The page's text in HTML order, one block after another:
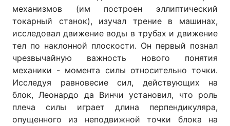
механизмов (им построен эллиптический
токарный станок), изучал трение в машинах,
исследовал движение воды в трубах и движение
тел по наклонной плоскости. Он первый познал
чрезвычайную важность нового понятия
механики - момента силы относительно точки.
Исследуя равновесие сил, действующих на
блок, Леонардо да Винчи установил, что роль
плеча силы играет длина перпендикуляра,
опущенного из неподвижной точки блока на